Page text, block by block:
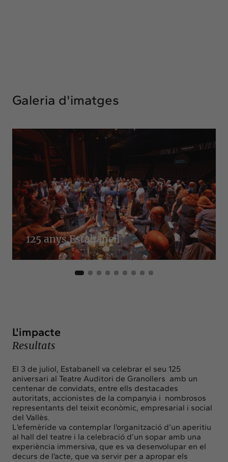
Galeria d'imatges
125 anys Estabanell
L'impacte
Resultats
El 3 de juliol, Estabanell va celebrar el seu 125
aniversari al Teatre Auditori de Granollers amb un
centenar de convidats, entre ells destacades
autoritats, accionistes de la companyia i nombrosos
representants del teixit econòmic, empresarial i social
del Vallès.
L’efemèride va contemplar l’organització d’un aperitiu
al hall del teatre i la celebració d’un sopar amb una
experiència immersiva, que es va desenvolupar en el
decurs de l’acte, que va servir per a apropar els